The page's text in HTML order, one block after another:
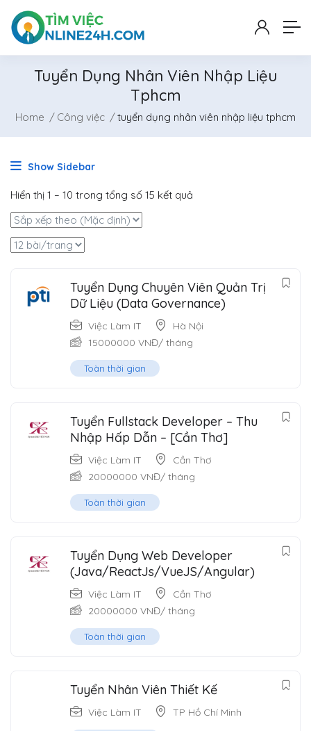
Tuyển Dụng Nhân Viên Nhập Liệu
Tphcm
Home Công việc tuyển dụng nhân viên nhập liệu tphcm
Show Sidebar
Hiển thị 1 – 10 trong tổng số 15 kết quả
Tuyển Dụng Chuyên Viên Quản Trị
Dữ Liệu (Data Governance)
Việc Làm IT
Hà Nội
15000000 VNĐ/ tháng
Toàn thời gian
Tuyển Fullstack Developer – Thu
Nhập Hấp Dẫn – [Cần Thơ]
Việc Làm IT
Cần Thơ
20000000 VNĐ/ tháng
Toàn thời gian
Tuyển Dụng Web Developer
(Java/ReactJs/VueJS/Angular)
Việc Làm IT
Cần Thơ
20000000 VNĐ/ tháng
Toàn thời gian
Tuyển Nhân Viên Thiết Kế
Việc Làm IT TP Hồ Chí Minh